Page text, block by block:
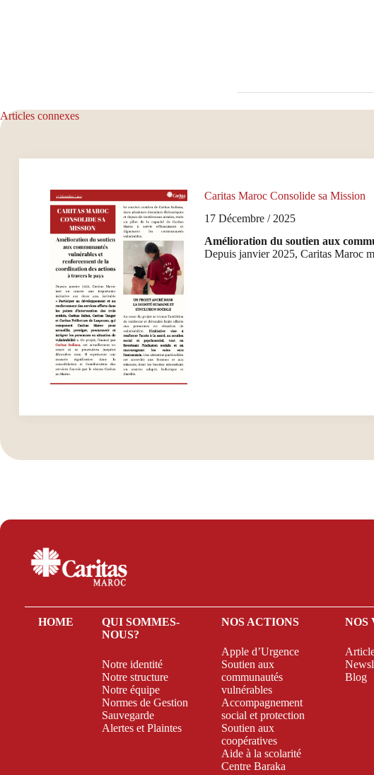
Articles connexes
Caritas Maroc Consolide sa Mission
17 Décembre / 2025
Amélioration du soutien aux
Depuis janvier 2025, Caritas Maroc
HOME
QUI SOMMES-
NOUS?
Notre identité
Notre structure
Notre équipe
Normes de Gestion
Sauvegarde
Alertes et Plaintes
NOS ACTIONS
Apple d’Urgence
Soutien aux
communautés
vulnérables
Accompagnement
social et protection
Soutien aux
coopératives
Aide à la scolarité
Centre Baraka
NOS
Blog